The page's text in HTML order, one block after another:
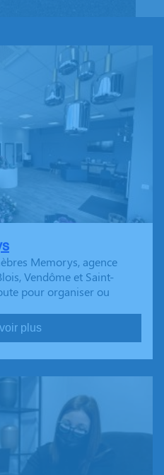
Memorys, agence
Vendôme et Saint-
pour organiser ou
plus